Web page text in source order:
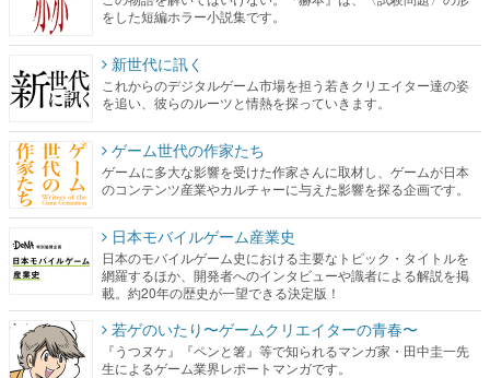
をした短編ホラー小説集です。
新世代に訊く
これからのデジタルゲーム市場を担う若きクリエイター達の姿
を追い、彼らのルーツと情熱を探っていきます。
ゲーム世代の作家たち
ゲームに多大な影響を受けた作家さんに取材し、ゲームが日本
のコンテンツ産業やカルチャーに与えた影響を探る企画です。
日本モバイルゲーム産業史
日本のモバイルゲーム史における主要なトピック・タイトルを
網羅するほか、開発者へのインタビューや識者による解説を掲
載。約20年の歴史が一望できる決定版！
若ゲのいたり〜ゲームクリエイターの青春〜
『うつヌケ』『ペンと箸』等で知られるマンガ家・田中圭一先
生によるゲーム業界レポートマンガです。